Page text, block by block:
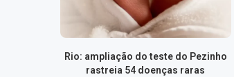
Rio: ampliação do teste do Pezinho
rastreia 54 doenças raras